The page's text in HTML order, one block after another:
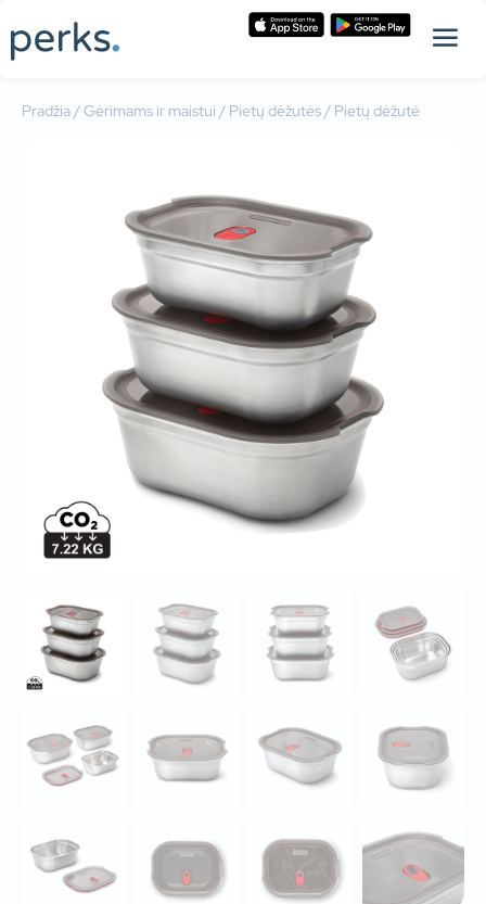
Pradžia/Gėrimams ir maistui / Pietų dėžutės/ Pietų dėžutė